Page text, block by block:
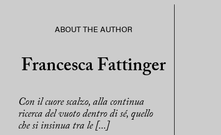
ABOUT THE AUTHOR
Francesca Fattinger
Con il cuore scalzo, alla continua
ricerca del vuoto dentro di sé, quello
che si insinua tra le [...]